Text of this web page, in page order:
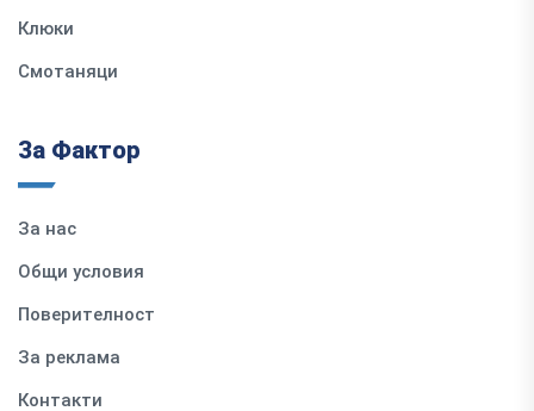
Клюки
Смотаняци
За Фактор
За нас
Общи условия
Поверителност
За реклама
Контакти